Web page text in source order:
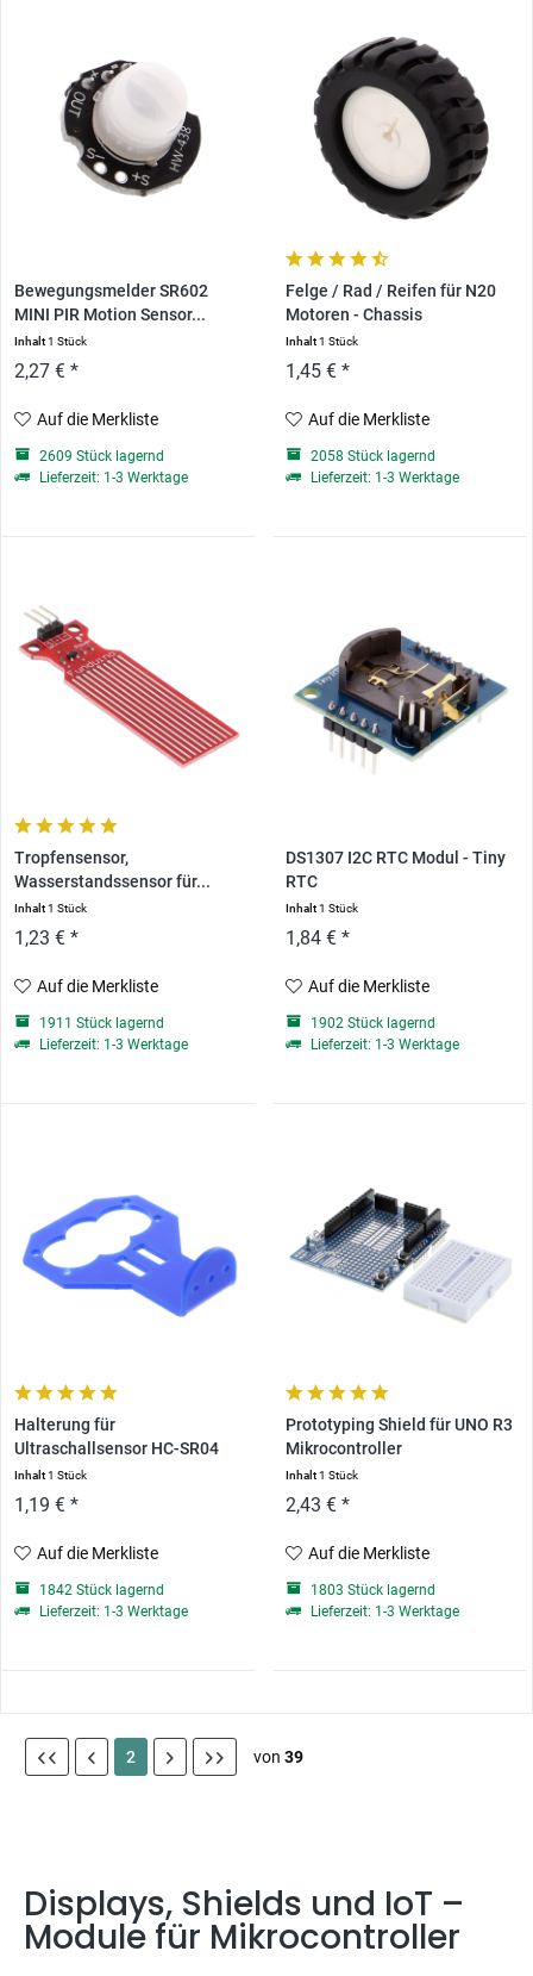
Bewegungsmelder SR602
MINI PIR Motion Sensor...
Inhalt1 Stück
2,27 € *
Auf die Merkliste
2609 Stück lagernd
Lieferzeit: 1-3 Werktage
Felge / Rad / Reifen für N20
Motoren - Chassis
Inhalt1 Stück
1,45 € *
Auf die Merkliste
2058 Stück lagernd
Lieferzeit: 1-3 Werktage
Tropfensensor,
Wasserstandssensor für...
Inhalt1 Stück
1,23 € *
Auf die Merkliste
1911 Stück lagernd
Lieferzeit: 1-3 Werktage
DS1307 I2C RTC Modul - Tiny
RTC
Inhalt1 Stück
1,84 € *
Auf die Merkliste
1902 Stück lagernd
Lieferzeit: 1-3 Werktage
Halterung für
Ultraschallsensor HC-SR04
Inhalt1 Stück
1,19 € *
Auf die Merkliste
1842 Stück lagernd
Lieferzeit: 1-3 Werktage
Prototyping Shield für UNO R3
Mikrocontroller
Inhalt1 Stück
2,43 € *
Auf die Merkliste
1803 Stück lagernd
Lieferzeit: 1-3 Werktage
2 von 39
Displays, Shields und IoT –
Module für Mikrocontroller